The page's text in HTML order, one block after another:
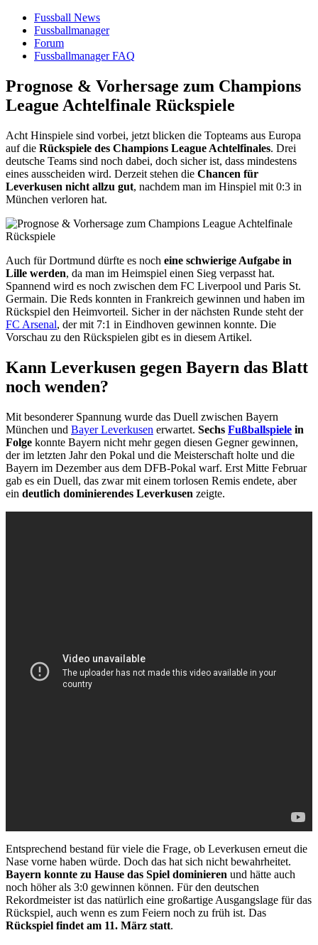
Fussball News
Fussballmanager
Forum
Fussballmanager FAQ
Prognose & Vorhersage zum Champions
League Achtelfinale Rückspiele
Acht Hinspiele sind vorbei, jetzt blicken die Topteams aus Europa
auf die Rückspiele des Champions League Achtelfinales. Drei
deutsche Teams sind noch dabei, doch sicher ist, dass mindestens
eines ausscheiden wird. Derzeit stehen die Chancen für
Leverkusen nicht allzu gut, nachdem man im Hinspiel mit 0:3 in
München verloren hat.
Auch für Dortmund dürfte es noch eine schwierige Aufgabe in
Lille werden, da man im Heimspiel einen Sieg verpasst hat.
Spannend wird es noch zwischen dem FC Liverpool und Paris St.
Germain. Die Reds konnten in Frankreich gewinnen und haben im
Rückspiel den Heimvorteil. Sicher in der nächsten Runde steht der
FC Arsenal, der mit 7:1 in Eindhoven gewinnen konnte. Die
Vorschau zu den Rückspielen gibt es in diesem Artikel.
Kann Leverkusen gegen Bayern das Blatt
noch wenden?
Mit besonderer Spannung wurde das Duell zwischen Bayern
München und Bayer Leverkusen erwartet. Sechs Fußballspiele in
Folge konnte Bayern nicht mehr gegen diesen Gegner gewinnen,
der im letzten Jahr den Pokal und die Meisterschaft holte und die
Bayern im Dezember aus dem DFB-Pokal warf. Erst Mitte Februar
gab es ein Duell, das zwar mit einem torlosen Remis endete, aber
ein deutlich dominierendes Leverkusen zeigte.
Entsprechend bestand für viele die Frage, ob Leverkusen erneut die
Nase vorne haben würde. Doch das hat sich nicht bewahrheitet.
Bayern konnte zu Hause das Spiel dominieren und hätte auch
noch höher als 3:0 gewinnen können. Für den deutschen
Rekordmeister ist das natürlich eine großartige Ausgangslage für das
Rückspiel, auch wenn es zum Feiern noch zu früh ist. Das
Rückspiel findet am 11. März statt.